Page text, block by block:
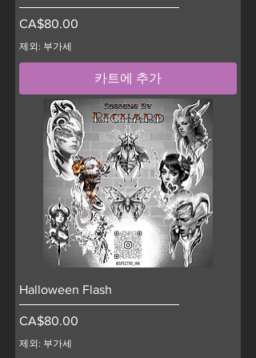
가격
CA$80.00
제외: 부가세
카트에 추가
Halloween Flash
가격
CA$80.00
제외: 부가세